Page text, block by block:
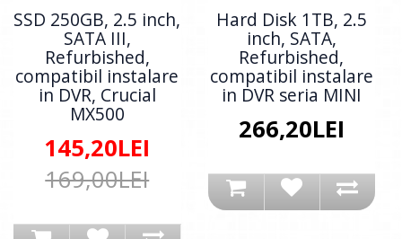
SSD 250GB, 2.5 inch,
SATA III,
Refurbished,
compatibil instalare
in DVR, Crucial
MX500
145,20LEI
169,00LEI
Hard Disk 1TB, 2.5
inch, SATA,
Refurbished,
compatibil instalare
in DVR seria MINI
266,20LEI